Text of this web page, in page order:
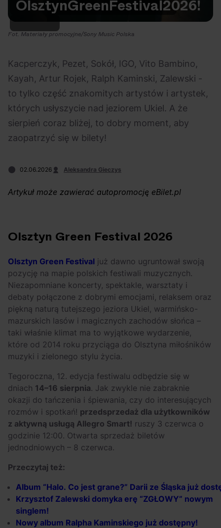
Na czasie
Polecane Scena Impostora 06.08.2026
Kto jest
prawdziwym fanem
Chivasa?
eBilet Festiwal 05.08.2026
Aplikacja
KAMAAAN nową
inicjatywą eBilet
Bring Me The
kariery zespołów z
Sheffield
atrakcje na drugi
OlsztynGreenFestival2026!
Fot. Materiały promocyjne/Sony Music Polska
Kacperczyk, Pezet, Sokół, IGO, Vito Bambino,
Kayah, Artur Rojek, Ralph Kaminski, Zalewski -
to tylko część znakomitych artystów i artystek,
których usłyszycie nad jeziorem Ukiel. A że
sierpień coraz bliżej, to dobry moment, aby
zaopatrzyć się w bilety!
02.06.2026 Aleksandra Gieczys
Artykuł może zawierać autopromocję eBilet.pl
Olsztyn Green Festival 2026
Olsztyn Green Festival już dawno ugruntował swoją
pozycję na mapie polskich festiwali muzycznych.
Niezapomniane koncerty, spektakle, warsztaty i
debaty połączone z dobrymi emocjami, relaksem oraz
piękną naturą tutejszego jeziora Ukiel, warmińsko-
mazurskich lasów i magicznych zachodów słońca –
taki właśnie klimat ma to wyjątkowe wydarzenie,
które od 2014 roku przyciąga do Olsztyna miłośników
muzyki i zielonego stylu życia.
Tegoroczna, 12. edycja festiwalu odbędzie się w
dniach 14–16 sierpnia. Jak zwykle nie zabraknie
okazji do tańczenia i śpiewania, czy do interesujących
rozmów i spotkań! przedsprzedaż dla użytkowników
z aktywną usługą Allegro Smart! ruszy 3 czerwca o
godzinie 12:00. Otwarta sprzedaż biletów
jednodniowych – 8 czerwca.
Przeczytaj też:
Album “Halo. Co jest grane?” Darii ze Śląska już
Krzysztof Zalewski domyka erę “ZGŁOWY” nowym
singlem!
Nowy album Ralpha Kaminskiego już dostępny!